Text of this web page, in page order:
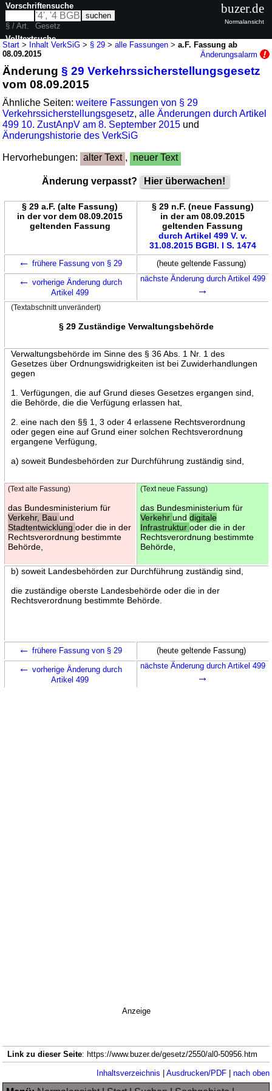
Start > Inhalt VerkSiG > § 29 >alle Fassungen >a.F. Fassung ab
08.09.2015
Änderungsalarm
Änderung§ 29 Verkehrssicherstellungsgesetz
vom 08.09.2015
Ähnliche Seiten:weitere Fassungen von § 29
Verkehrssicherstellungsgesetz,alle Änderungen durch Artikel
499 10. ZustAnpV am 8. September 2015 und
Änderungshistorie des VerkSiG
Hervorhebungen: alter Text , neuer Text
Änderung verpasst? Hier überwachen!
§ 29 a.F. (alte Fassung)
in der vor dem 08.09.2015
geltenden Fassung
§ 29 n.F. (neue Fassung)
in der am 08.09.2015
geltenden Fassung
durch Artikel 499 V. v.
31.08.2015 BGBl. I S. 1474
← frühere Fassung von § 29 (heute geltende Fassung)
← vorherige Änderung durch
Artikel 499
nächste Änderung durch Artikel 499
→
(Textabschnitt unverändert)
§ 29 Zuständige Verwaltungsbehörde
Verwaltungsbehörde im Sinne des § 36 Abs. 1 Nr. 1 des
Gesetzes über Ordnungswidrigkeiten ist bei Zuwiderhandlungen
gegen
1. Verfügungen, die auf Grund dieses Gesetzes ergangen sind,
die Behörde, die die Verfügung erlassen hat,
2. eine nach den §§ 1, 3 oder 4 erlassene Rechtsverordnung
oder gegen eine auf Grund einer solchen Rechtsverordnung
ergangene Verfügung,
a) soweit Bundesbehörden zur Durchführung zuständig sind,
(Text alte Fassung)
das Bundesministerium für
Verkehr, Bau und
Stadtentwicklung oder die in der
Rechtsverordnung bestimmte
Behörde,
(Text neue Fassung)
das Bundesministerium für
Verkehr und digitale
Infrastruktur oder die in der
Rechtsverordnung bestimmte
Behörde,
b) soweit Landesbehörden zur Durchführung zuständig sind,
die zuständige oberste Landesbehörde oder die in der
Rechtsverordnung bestimmte Behörde.
← frühere Fassung von § 29 (heute geltende Fassung)
← vorherige Änderung durch
Artikel 499
nächste Änderung durch Artikel 499
→
Vorschriftensuche
§ / Art.
Gesetz
Volltextsuche
buzer.de
Normalansicht
Anzeige
Link zu dieser Seite: https://www.buzer.de/gesetz/2550/al0-50956.htm
Inhaltsverzeichnis | Ausdrucken/PDF| nach oben